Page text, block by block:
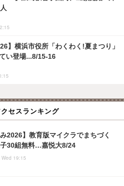
】横浜市役所「わくわく!夏まつり」
い登場...8/15-16
セスランキング
み2026】教育版マイクラでまちづく
子30組無料…嘉悦大8/24
19:15